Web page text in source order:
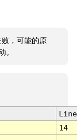
，可能的原
。
Line
14